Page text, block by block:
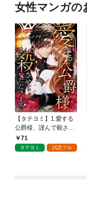
女性マンガの
【タテヨミ】1.愛する
公爵様、謹んで殺させ
ていただきます！
71
タテヨミ 試読フル